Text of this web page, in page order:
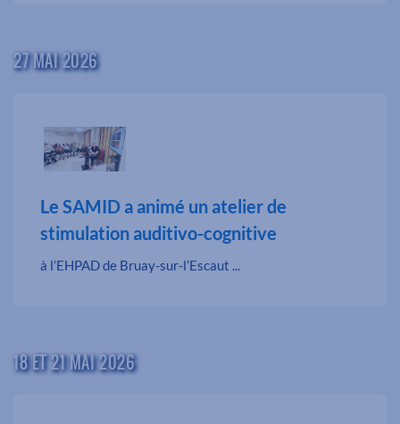
27 MAI 2026
Le SAMID a animé un atelier de
stimulation auditivo-cognitive
à l’EHPAD de Bruay-sur-l’Escaut ...
18 ET 21 MAI 2026